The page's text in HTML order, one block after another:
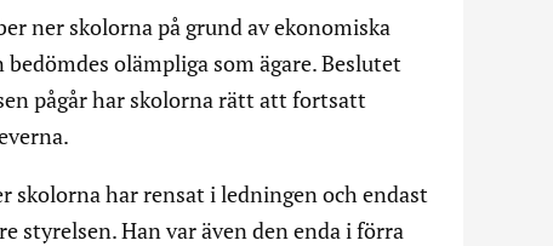
ner skolorna på grund av ekonomiska
olämpliga som ägare. Beslutet
pågår har skolorna rätt att fortsatt
skolorna har rensat i ledningen och endast
styrelsen. Han var även den enda i förra